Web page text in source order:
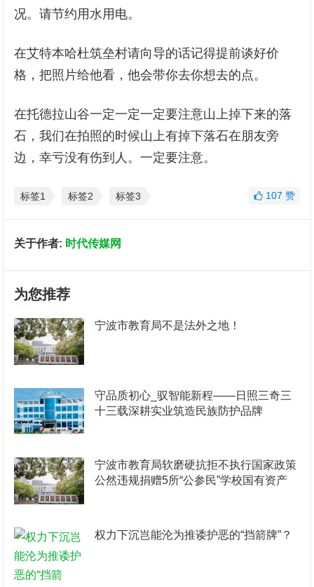
况。请节约用水用电。
在艾特本哈杜筑垒村请向导的话记得提前谈好价
格，把照片给他看，他会带你去你想去的点。
在托德拉山谷一定一定一定要注意山上掉下来的落
石，我们在拍照的时候山上有掉下落石在朋友旁
边，幸亏没有伤到人。一定要注意。
标签1 标签2 标签3 107 赞
关于作者: 时代传媒网
为您推荐
宁波市教育局不是法外之地！
守品质初心_驭智能新程——日照三奇三
十三载深耕实业筑造民族防护品牌
宁波市教育局软磨硬抗拒不执行国家政策
公然违规捐赠5所“公参民”学校国有资产
权力下沉岂能沦为推诿护恶的“挡箭牌”？